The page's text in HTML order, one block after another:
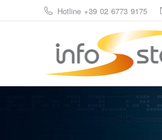
Hotline +39 02 6773 9175